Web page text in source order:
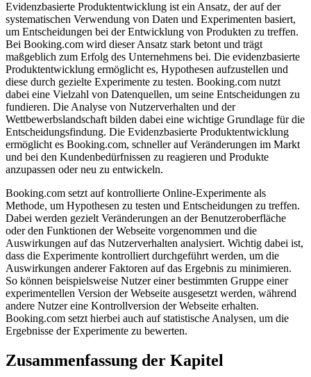
Evidenzbasierte Produktentwicklung ist ein Ansatz, der auf der
systematischen Verwendung von Daten und Experimenten basiert,
um Entscheidungen bei der Entwicklung von Produkten zu treffen.
Bei Booking.com wird dieser Ansatz stark betont und trägt
maßgeblich zum Erfolg des Unternehmens bei. Die evidenzbasierte
Produktentwicklung ermöglicht es, Hypothesen aufzustellen und
diese durch gezielte Experimente zu testen. Booking.com nutzt
dabei eine Vielzahl von Datenquellen, um seine Entscheidungen zu
fundieren. Die Analyse von Nutzerverhalten und der
Wettbewerbslandschaft bilden dabei eine wichtige Grundlage für die
Entscheidungsfindung. Die Evidenzbasierte Produktentwicklung
ermöglicht es Booking.com, schneller auf Veränderungen im Markt
und bei den Kundenbedürfnissen zu reagieren und Produkte
anzupassen oder neu zu entwickeln.
Booking.com setzt auf kontrollierte Online-Experimente als
Methode, um Hypothesen zu testen und Entscheidungen zu treffen.
Dabei werden gezielt Veränderungen an der Benutzeroberfläche
oder den Funktionen der Webseite vorgenommen und die
Auswirkungen auf das Nutzerverhalten analysiert. Wichtig dabei ist,
dass die Experimente kontrolliert durchgeführt werden, um die
Auswirkungen anderer Faktoren auf das Ergebnis zu minimieren.
So können beispielsweise Nutzer einer bestimmten Gruppe einer
experimentellen Version der Webseite ausgesetzt werden, während
andere Nutzer eine Kontrollversion der Webseite erhalten.
Booking.com setzt hierbei auch auf statistische Analysen, um die
Ergebnisse der Experimente zu bewerten.
Zusammenfassung der Kapitel